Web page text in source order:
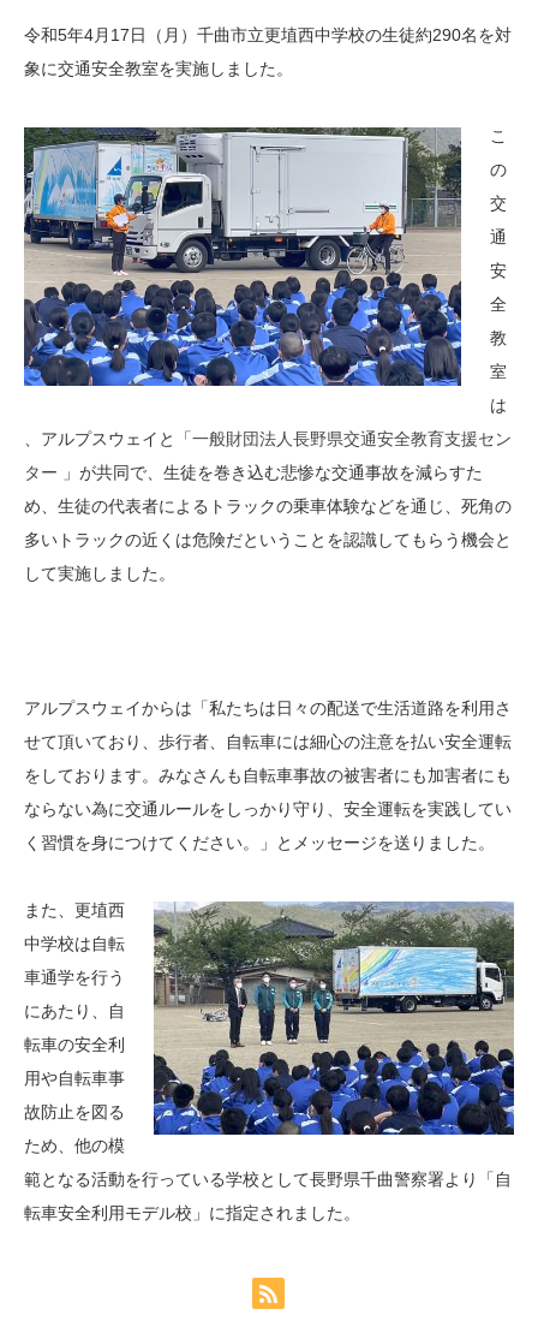
令和5年4月17日（月）千曲市立更埴西中学校の生徒約290名を対
象に交通安全教室を実施しました。
こ
の
交
通
安
全
教
室
は
、アルプスウェイと「一般財団法人長野県交通安全教育支援セン
ター 」が共同で、生徒を巻き込む悲惨な交通事故を減らすた
め、生徒の代表者によるトラックの乗車体験などを通じ、死角の
多いトラックの近くは危険だということを認識してもらう機会と
して実施しました。
アルプスウェイからは「私たちは日々の配送で生活道路を利用さ
せて頂いており、歩行者、自転車には細心の注意を払い安全運転
をしております。みなさんも自転車事故の被害者にも加害者にも
ならない為に交通ルールをしっかり守り、安全運転を実践してい
く習慣を身につけてください。」とメッセージを送りました。
また、更埴西
中学校は自転
車通学を行う
にあたり、自
転車の安全利
用や自転車事
故防止を図る
ため、他の模
範となる活動を行っている学校として長野県千曲警察署より「自
転車安全利用モデル校」に指定されました。